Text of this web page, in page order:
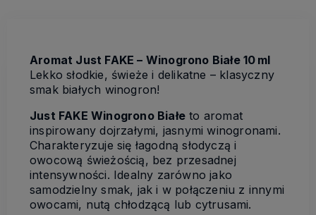
Aromat Just FAKE – Winogrono Białe 10 ml
Lekko słodkie, świeże i delikatne – klasyczny
smak białych winogron!
Just FAKE Winogrono Białe to aromat
inspirowany dojrzałymi, jasnymi winogronami.
Charakteryzuje się łagodną słodyczą i
owocową świeżością, bez przesadnej
intensywności. Idealny zarówno jako
samodzielny smak, jak i w połączeniu z innymi
owocami, nutą chłodzącą lub cytrusami.